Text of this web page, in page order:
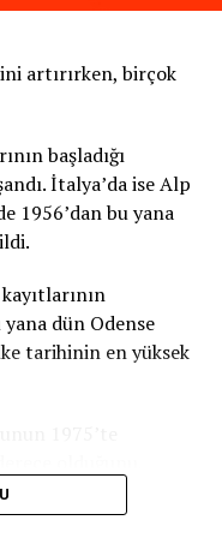
mutlak surette
adresinden girip oy
vatandaşlardan
artırırken, birçok
başladığı
İtalya’da ise Alp
1956’dan bu yana
dün Odense
tarihinin en yüksek
35,5 dereceyle rekor